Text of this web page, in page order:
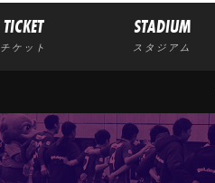
TICKET
チケット
STADIUM
スタジアム